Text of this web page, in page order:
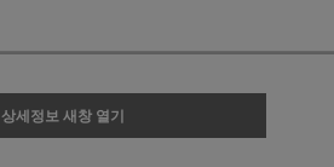
상세정보 새창 열기